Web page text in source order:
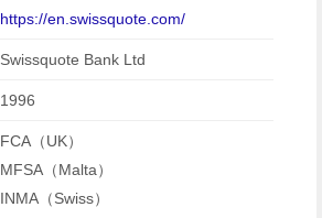
https://en.swissquote.com/
Swissquote Bank Ltd
1996
FCA（UK）
MFSA（Malta）
INMA（Swiss）